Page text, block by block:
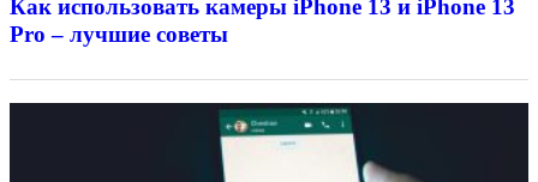
Как использовать камеры iPhone 13 и iPhone 13
Pro – лучшие советы